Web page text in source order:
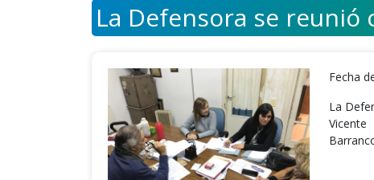
La Defensora se reunió
Fecha
La